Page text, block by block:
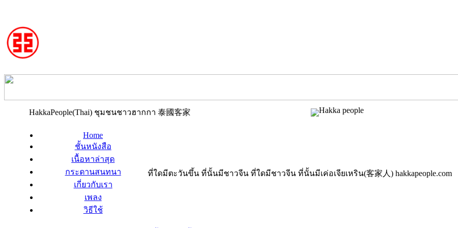
HakkaPeople(Thai) ชุมชนชาวฮากกา 泰國客家
Home
ชั้นหนังสือ
เนื้อหาล่าสุด
กระดานสนทนา
เกี่ยวกับเรา
เพลง
วิธีใช้
ที่ใดมีตะวันขึ้น ที่นั้นมีชาวจีน ที่ใดมีชาวจีน ที่นั้นมีเค่อเจียเหริน(客家人) hakkapeople.com